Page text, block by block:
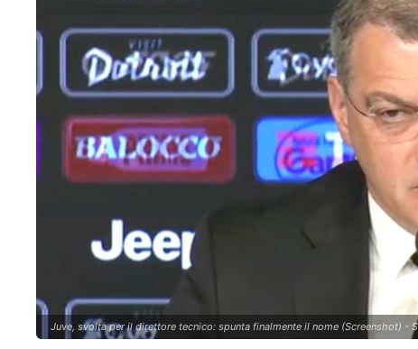
Juve, svolta per il direttore tecnico: spunta finalmente il nome (Screenshot) -